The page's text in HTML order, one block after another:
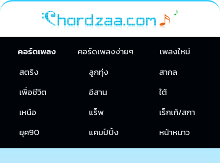
คอร์ดเพลง คอร์ดเพลงง่ายๆ
เพลงใหม่
สตริง
ลูกทุ่ง
สากล
เพื่อชีวิต
อีสาน
ใต้
เหนือ
แร็พ
เร็กเก้/สกา
ยุค90
แคมป์ปิ้ง หน้าหนาว